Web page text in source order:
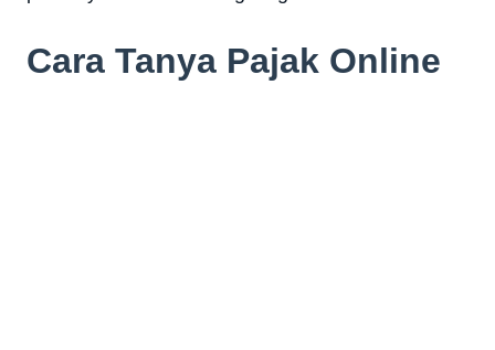
Cara Tanya Pajak Online